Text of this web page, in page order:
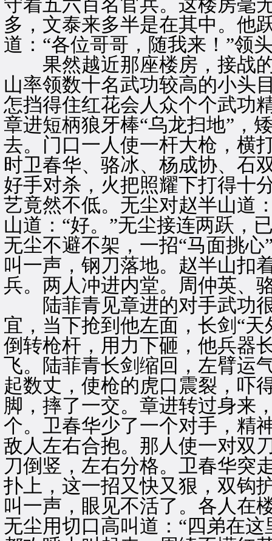
守着五六百名官兵。这楼房毫
多，文泰来多半是在其中。他
道：“各位哥哥，随我来！”领
果然越近那座楼房，接战的
山率领数十名武功较高的小头
怎挡得住红花会人众个个武功
章进短柄狼牙棒“乌龙扫地”，
去。门口一人使一杆大枪，横
时卫春华、骆冰、杨成协、石
好手对杀，火把照耀下打得十
艺竟然不低。无尘对赵半山道
山道：“好。”无尘接连两跃，
无尘不避不架，一招“马面挑
叫一声，钢刀落地。赵半山扣
兵。两人冲进内堂。周仲英、
陆菲青见章进的对手武功很
宜，当下抢到他左面，长剑“
倒转枪杆，用力下砸，他兵器
飞。陆菲青长剑缩回，左臂运
起数丈，使枪的虎口震裂，吓
脚，摔了一交。章进转过身来
个。卫春华少了一个对手，精
敌人左右合抱。那人使一对双
刀倒竖，左右分格。卫春华突
扑上，这一招又快又狠，双钩
叫一声，眼见不活了。各人在
无尘用切口高叫道：“四弟在